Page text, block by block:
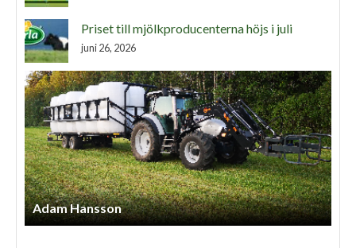
Priset till mjölkproducenterna höjs i juli
juni 26, 2026
Adam Hansson